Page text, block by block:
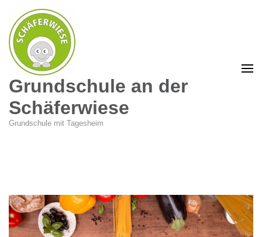
Grundschule an der
Schäferwiese
Grundschule mit Tagesheim